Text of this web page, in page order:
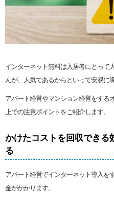
インターネット無料は入居者にとって
んが、人気であるからといって安易に
アパート経営やマンション経営をする
上での注意ポイントをご紹介します。
かけたコストを回収できる
る
アパート経営でインターネット導入を
金がかかります。